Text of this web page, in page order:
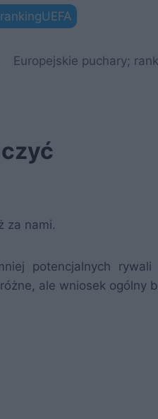
Europejskie puchary;
za nami.
potencjalnych
ale wniosek ogólny